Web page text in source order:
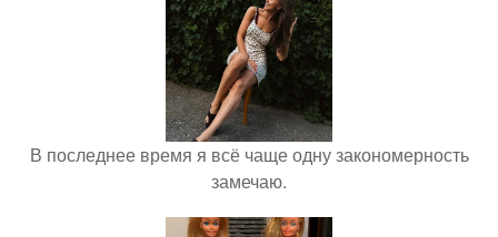
В последнее время я всё чаще одну закономерность
замечаю.